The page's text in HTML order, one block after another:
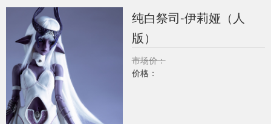
纯白祭司-伊莉娅（人
版）
市场价：
价格：